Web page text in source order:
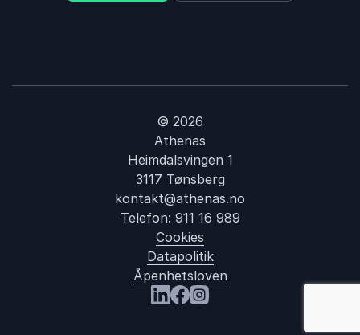
© 2026
Athenas
Heimdalsvingen 1
3117 Tønsberg
kontakt@athenas.no
Telefon: 911 16 989
Cookies
Datapolitik
Åpenhetsloven